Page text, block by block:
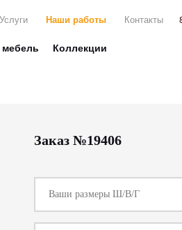
Услуги Наши работы Контакты
мебель Коллекции
Заказ №19406